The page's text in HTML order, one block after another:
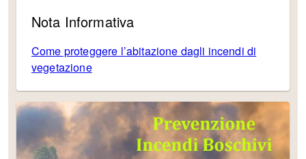
Nota Informativa
Come proteggere l’abitazione dagli incendi di
vegetazione